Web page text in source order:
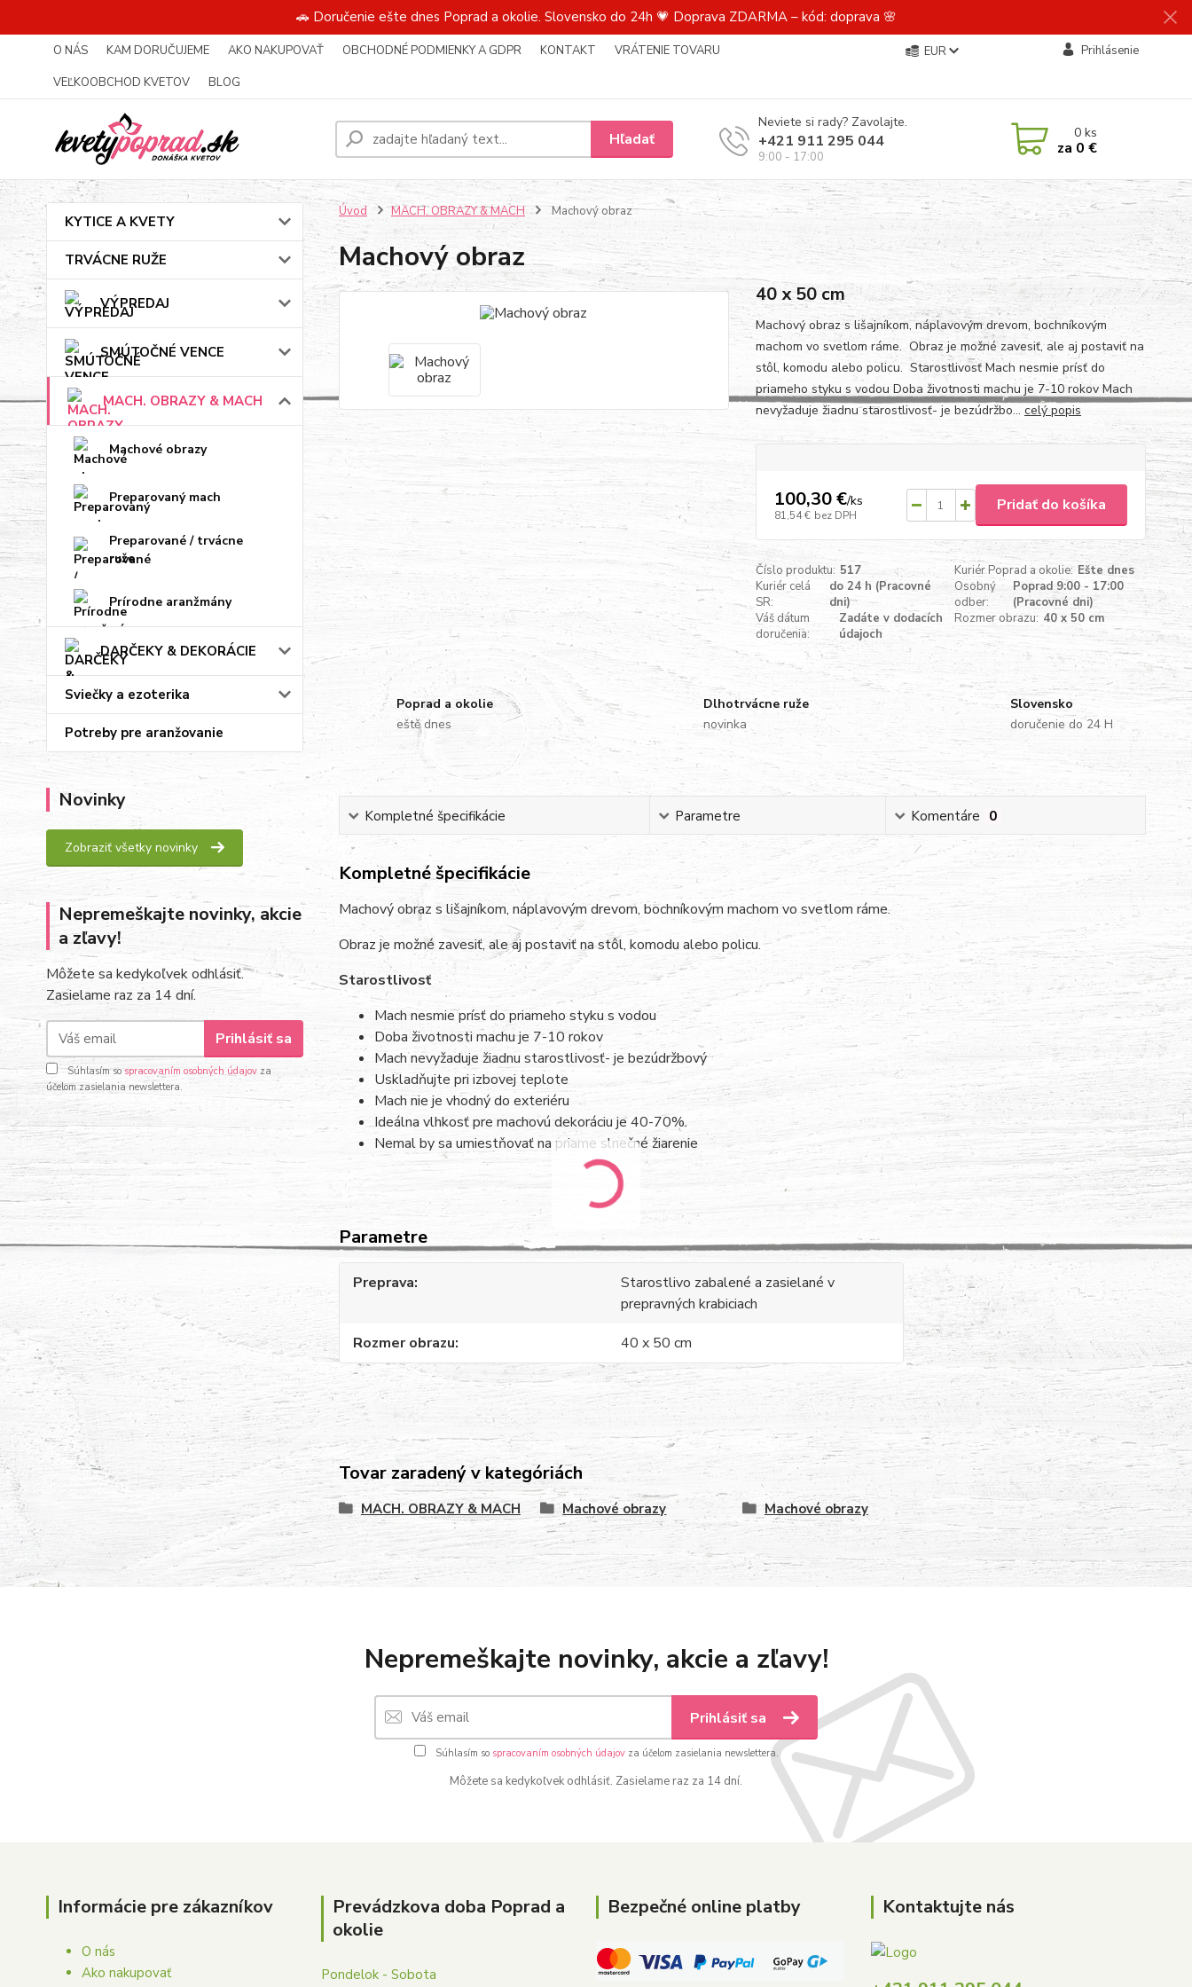
🚗 Doručenie ešte dnes Poprad a okolie. Slovensko do 24h 💗 Doprava ZDARMA – kód: doprava 🌸
O NÁS KAM DORUČUJEME AKO NAKUPOVAŤ OBCHODNÉ PODMIENKY A GDPR KONTAKT
VRÁTENIE TOVARU
VEĽKOOBCHOD KVETOV
BLOG
EUR Prihlásenie
Hľadať
Neviete si rady? Zavolajte.
+421 911 295 044
9:00 - 17:00
0ks
za 0 €
KYTICE A KVETY
TRVÁCNE RUŽE
VÝPREDAJ
SMÚTOČNÉ VENCE
MACH. OBRAZY & MACH
Machové obrazy
Preparovaný mach
Preparované / trvácne
ruže
Prírodne aranžmány
DARČEKY & DEKORÁCIE
Sviečky a ezoterika
Potreby pre aranžovanie
Novinky
Zobraziť všetky novinky
Nepremeškajte novinky, akcie
a zľavy!
Môžete sa kedykoľvek odhlásiť.
Zasielame raz za 14 dní.
Prihlásiť sa
Súhlasím sospracovaním osobných údajov za
účelom zasielania newslettera.
Úvod MACH. OBRAZY & MACH Machový obraz
Machový obraz
40 x 50 cm
Machový obraz s lišajníkom, náplavovým drevom, bochníkovým
machom vo svetlom ráme. Obraz je možné zavesiť, ale aj postaviť na
stôl, komodu alebo policu. Starostlivosť Mach nesmie prísť do
priameho styku s vodou Doba životnosti machu je 7-10 rokov Mach
nevyžaduje žiadnu starostlivosť- je bezúdržbo... celý popis
100,30 €/ks
81,54 € bez DPH
Pridať do košíka
Číslo produktu: 517 Kuriér Poprad a okolie: Ešte dnes
Kuriér celá
SR:
do 24 h (Pracovné
dni)
Osobný
odber:
Poprad 9:00 - 17:00
(Pracovné dni)
Váš dátum
doručenia:
Zadáte v dodacích
údajoch
Rozmer obrazu: 40 x 50 cm
Poprad a okolie
eště dnes
Dlhotrvácne ruže
novinka
Slovensko
doručenie do 24 H
Kompletné špecifikácie Parametre Komentáre 0
Kompletné špecifikácie
Machový obraz s lišajníkom, náplavovým drevom, bochníkovým machom vo svetlom ráme.
Obraz je možné zavesiť, ale aj postaviť na stôl, komodu alebo policu.
Starostlivosť
Mach nesmie prísť do priameho styku s vodou
Doba životnosti machu je 7-10 rokov
Mach nevyžaduje žiadnu starostlivosť- je bezúdržbový
Uskladňujte pri izbovej teplote
Mach nie je vhodný do exteriéru
Ideálna vlhkosť pre machovú dekoráciu je 40-70%.
Nemal by sa umiestňovať na priame slnečné žiarenie
Parametre
Preprava
Starostlivo zabalené a zasielané v
prepravných krabiciach
Rozmer obrazu
40 x 50 cm
Tovar zaradený v kategóriách
MACH. OBRAZY & MACH Machové obrazy Machové obrazy
Nepremeškajte novinky, akcie a zľavy!
Prihlásiť sa
Súhlasím so spracovaním osobných údajovza účelom zasielania newslettera.
Môžete sa kedykoľvek odhlásiť. Zasielame raz za 14 dní.
Informácie pre zákazníkov
O nás
Ako nakupovať
Prevádzkova doba Poprad a
okolie
Pondelok - Sobota
Bezpečné online platby Kontaktujte nás